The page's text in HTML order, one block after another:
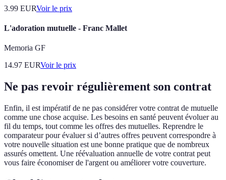
3.99 EURVoir le prix
L'adoration mutuelle - Franc Mallet
Memoria GF
14.97 EURVoir le prix
Ne pas revoir régulièrement son contrat
Enfin, il est impératif de ne pas considérer votre contrat de mutuelle
comme une chose acquise. Les besoins en santé peuvent évoluer au
fil du temps, tout comme les offres des mutuelles. Reprendre le
comparateur pour évaluer si d’autres offres peuvent correspondre à
votre nouvelle situation est une bonne pratique que de nombreux
assurés omettent. Une réévaluation annuelle de votre contrat peut
vous faire économiser de l'argent ou améliorer votre couverture.